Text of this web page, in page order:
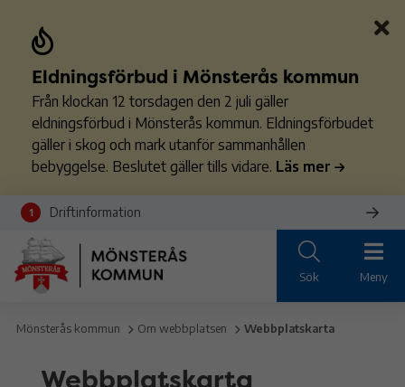
Eldningsförbud i Mönsterås kommun
Från klockan 12 torsdagen den 2 juli gäller
eldningsförbud i Mönsterås kommun. Eldningsförbudet
gäller i skog och mark utanför sammanhållen
bebyggelse. Beslutet gäller tills vidare. Läs mer
1 Driftinformation
Sök Meny
Mönsterås kommun Om webbplatsen Webbplatskarta
Webbplatskarta